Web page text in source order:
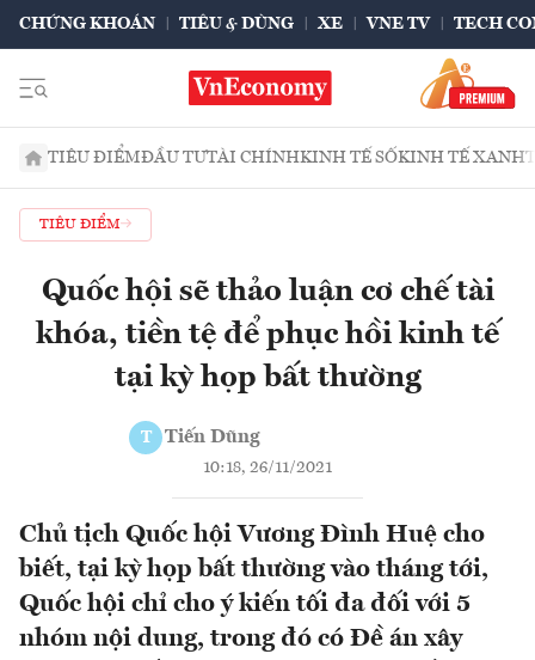
CHỨNG KHOÁN TIÊU & DÙNG XE VNE TV TECH
TIÊU ĐIỂMĐẦU TƯTÀI CHÍNHKINH TẾ SỐKINH TẾ XANH
TIÊU ĐIỂM
Quốc hội sẽ thảo luận cơ chế tài
khóa, tiền tệ để phục hồi kinh tế
tại kỳ họp bất thường
T Tiến Dũng
10:18, 26/11/2021
Chủ tịch Quốc hội Vương Đình Huệ cho
biết, tại kỳ họp bất thường vào tháng tới,
Quốc hội chỉ cho ý kiến tối đa đối với 5
nhóm nội dung, trong đó có Đề án xây